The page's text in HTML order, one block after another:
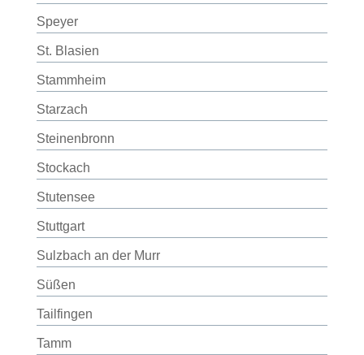
Speyer
St. Blasien
Stammheim
Starzach
Steinenbronn
Stockach
Stutensee
Stuttgart
Sulzbach an der Murr
Süßen
Tailfingen
Tamm